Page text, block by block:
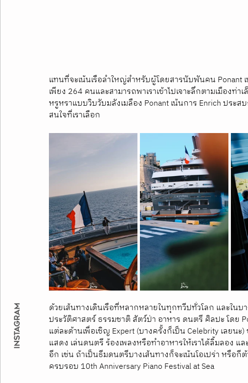
แทนที่จะเน้นเรือลำใหญ่สำหรับผู้โดยสารนับพันคน
เพียง 264 คนและสามารถพาเราเข้าไปเจาะลึกตามเมืองท่
หรูหราแบบวิบวับมลังเมลือง Ponant เน้นการ Enrich ประส
สนใจที่เราเลือก
ด้วยเส้นทางเดินเรือที่หลากหลายในทุกทวีปทั่วโลก และในบ
ประวัติศาสตร์ ธรรมชาติ สัตว์ป่า อาหาร ดนตรี ศิลปะ โด
แต่ละด้านเพื่อเชิญ Expert (บางครั้งก็เป็น Celebrity เลยนะ
แสดง เล่นดนตรี ร้องเพลงหรือทำอาหารให้เราได้ลิ้มลอง
อีก เช่น ถ้าเป็นธีมดนตรีบางเส้นทางก็จะเน้นโอเปร่า หรือกี
ครบรอบ 10th Anniversary Piano Festival at Sea